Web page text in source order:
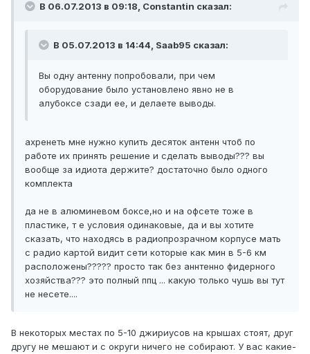
В 06.07.2013 в 09:18, Constantin сказал:
В 05.07.2013 в 14:44, Saab95 сказал:
Вы одну антенну попробовали, при чем
оборудование было установлено явно не в
алубоксе сзади ее, и делаете выводы.
ахренеть мне нужно купить десяток антенн чтоб по
работе их принять решение и сделать выводы??? вы
вообще за идиота держите? достаточно было одного
комплекта
да не в алюминевом боксе,но и на офсете тоже в
пластике, т е условия одинаковые, да и вы хотите
сказать, что находясь в радиопрозрачном корпусе мать
с радио картой видит сети которые как мин в 5-6 км
расположены????? просто так без аннтенно фидерного
хозяйства??? это полный ппц ... какую только чушь вы тут
не несете....
В некоторых местах по 5-10 джириусов на крышах стоят, друг
другу не мешают и с округи ничего не собирают. У вас какие-